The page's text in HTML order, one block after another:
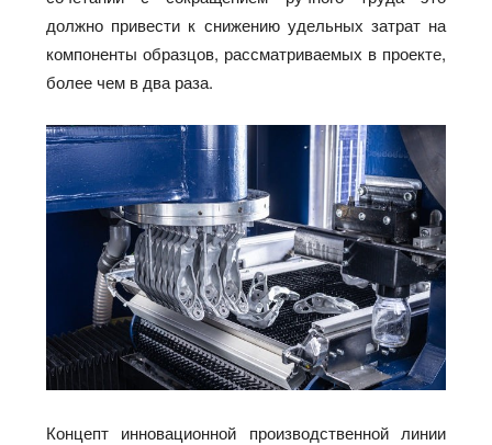
должно привести к снижению удельных затрат на
компоненты образцов, рассматриваемых в проекте,
более чем в два раза.
Концепт инновационной производственной линии